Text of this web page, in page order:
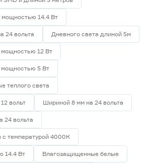
14.4 Вт
24 вольта Дневного света длиной 5м
12 Вт
мощностью 5 Вт
теплого света
вольт Шириной 8 мм на 24 вольта
24 вольта
с температурой 4000К
14.4 Вт Влагозащищенные белые